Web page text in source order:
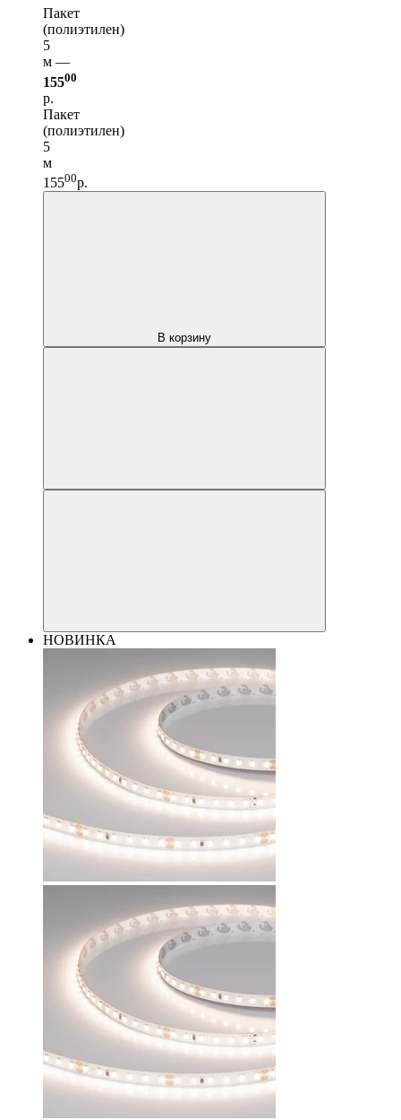
Пакет
(полиэтилен)
5
м —
15500
р.
Пакет
(полиэтилен)
5
м
15500р.
В корзину
НОВИНКА